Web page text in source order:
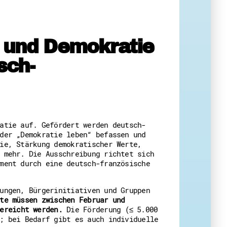
zu Wissen
Demokratie
auf. Gefördert werden deutsch-
„Demokratie leben“ befassen und
Stärkung demokratischer Werte,
Die Ausschreibung richtet sich
durch eine deutsch-französische
Bürgerinitiativen und Gruppen
müssen zwischen Februar und
werden. Die Förderung (≤ 5.000
bei Bedarf gibt es auch individuelle